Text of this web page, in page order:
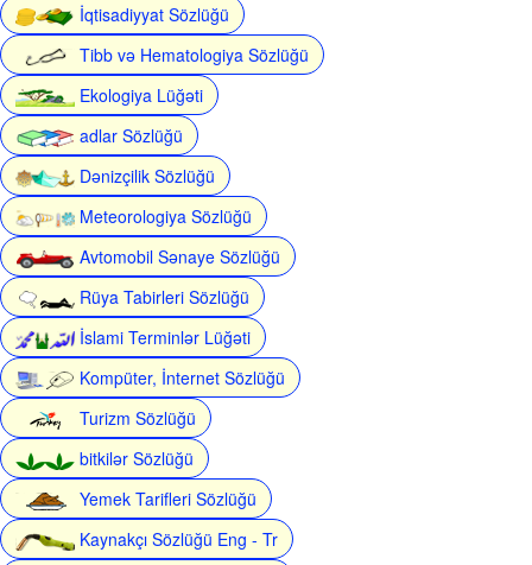
İqtisadiyyat Sözlüğü
Tibb və Hematologiya Sözlüğü
Ekologiya Lüğəti
adlar Sözlüğü
Dənizçilik Sözlüğü
Meteorologiya Sözlüğü
Avtomobil Sənaye Sözlüğü
Rüya Tabirleri Sözlüğü
İslami Terminlər Lüğəti
Kompüter, İnternet Sözlüğü
Turizm Sözlüğü
bitkilər Sözlüğü
Yemek Tarifleri Sözlüğü
Kaynakçı Sözlüğü Eng - Tr